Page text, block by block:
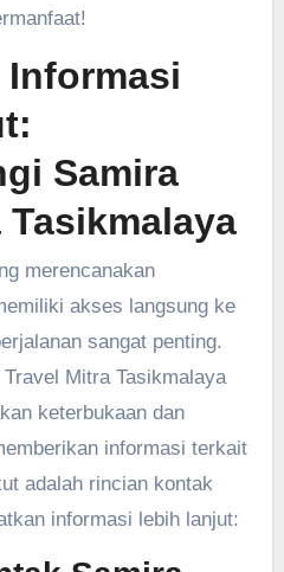
Samira
merencanakan
akses langsung ke
sangat penting.
Mitra Tasikmalaya
keterbukaan dan
informasi terkait
adalah rincian kontak
informasi lebih lanjut: